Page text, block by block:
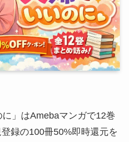
に」はAmebaマンガで12巻
録の100冊50%即時還元を